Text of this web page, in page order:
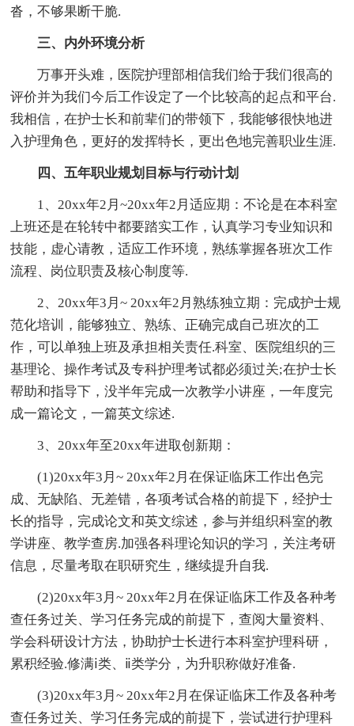
沓，不够果断干脆.
三、内外环境分析
万事开头难，医院护理部相信我们给于我们很高的
评价并为我们今后工作设定了一个比较高的起点和平台.
我相信，在护士长和前辈们的带领下，我能够很快地进
入护理角色，更好的发挥特长，更出色地完善职业生涯.
四、五年职业规划目标与行动计划
1、20xx年2月~20xx年2月适应期：不论是在本科室
上班还是在轮转中都要踏实工作，认真学习专业知识和
技能，虚心请教，适应工作环境，熟练掌握各班次工作
流程、岗位职责及核心制度等.
2、20xx年3月~ 20xx年2月熟练独立期：完成护士规
范化培训，能够独立、熟练、正确完成自己班次的工
作，可以单独上班及承担相关责任.科室、医院组织的三
基理论、操作考试及专科护理考试都必须过关;在护士长
帮助和指导下，没半年完成一次教学小讲座，一年度完
成一篇论文，一篇英文综述.
3、20xx年至20xx年进取创新期：
(1)20xx年3月~ 20xx年2月在保证临床工作出色完
成、无缺陷、无差错，各项考试合格的前提下，经护士
长的指导，完成论文和英文综述，参与并组织科室的教
学讲座、教学查房.加强各科理论知识的学习，关注考研
信息，尽量考取在职研究生，继续提升自我.
(2)20xx年3月~ 20xx年2月在保证临床工作及各种考
查任务过关、学习任务完成的前提下，查阅大量资料、
学会科研设计方法，协助护士长进行本科室护理科研，
累积经验.修满ⅰ类、ⅱ类学分，为升职称做好准备.
(3)20xx年3月~ 20xx年2月在保证临床工作及各种考
查任务过关、学习任务完成的前提下，尝试进行护理科